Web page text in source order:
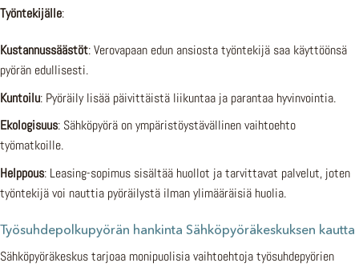
Työntekijälle:
Kustannussäästöt: Verovapaan edun ansiosta työntekijä saa käyttöönsä
pyörän edullisesti.
Kuntoilu: Pyöräily lisää päivittäistä liikuntaa ja parantaa hyvinvointia.
Ekologisuus: Sähköpyörä on ympäristöystävällinen vaihtoehto
työmatkoille.
Helppous: Leasing-sopimus sisältää huollot ja tarvittavat palvelut, joten
työntekijä voi nauttia pyöräilystä ilman ylimääräisiä huolia.
Työsuhdepolkupyörän hankinta Sähköpyöräkeskuksen kautta
Sähköpyöräkeskus tarjoaa monipuolisia vaihtoehtoja työsuhdepyörien